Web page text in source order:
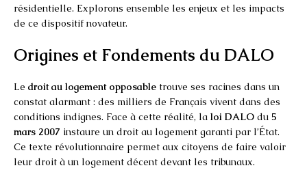
résidentielle. Explorons ensemble les enjeux et les impacts
de ce dispositif novateur.
Origines et Fondements du DALO
Le droit au logement opposable trouve ses racines dans un
constat alarmant : des milliers de Français vivent dans des
conditions indignes. Face à cette réalité, la loi DALO du 5
mars 2007 instaure un droit au logement garanti par l’État.
Ce texte révolutionnaire permet aux citoyens de faire valoir
leur droit à un logement décent devant les tribunaux.